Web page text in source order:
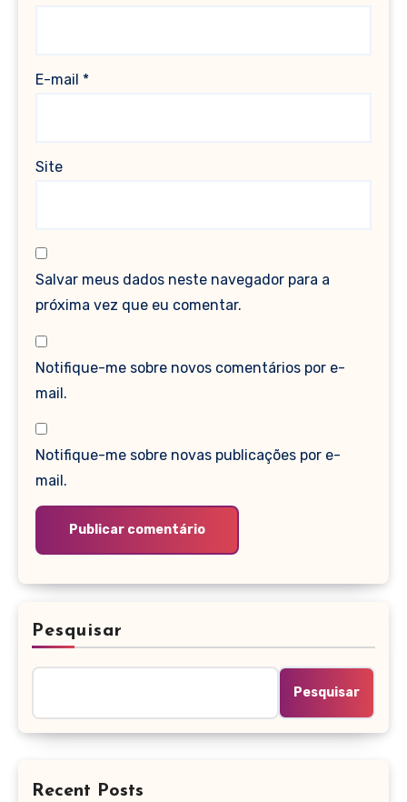
E-mail *
Site
Salvar meus dados neste navegador para a
próxima vez que eu comentar.
Notifique-me sobre novos comentários por e-
mail.
Notifique-me sobre novas publicações por e-
mail.
Pesquisar
Pesquisar
Recent Posts